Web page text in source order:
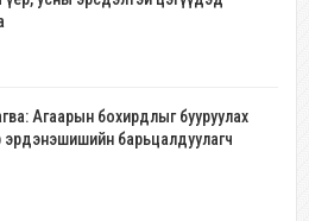
Агаарын бохирдлыг бууруулах
эрдэнэшишийн барьцалдуулагч